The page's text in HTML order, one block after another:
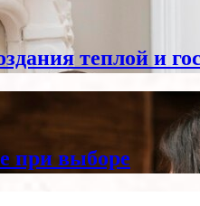
теплой и
при выборе